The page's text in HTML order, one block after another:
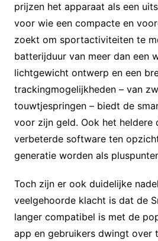
prijzen het apparaat als een
voor wie een compacte en
zoekt om sportactiviteiten te
batterijduur van meer dan een
lichtgewicht ontwerp en een
trackingmogelijkheden – van
touwtjespringen – biedt de
voor zijn geld. Ook het heldere
verbeterde software ten
generatie worden als
Toch zijn er ook duidelijke
veelgehoorde klacht is dat de
langer compatibel is met de
app en gebruikers dwingt over